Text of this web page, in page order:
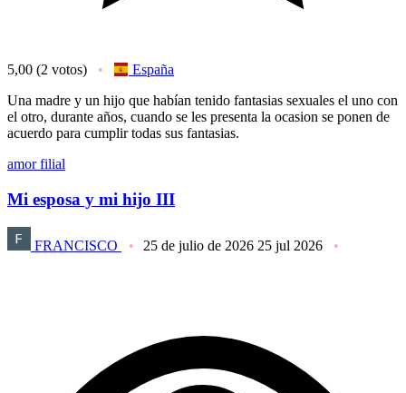
5,00 (2 votos)
España
Una madre y un hijo que habían tenido fantasias sexuales el uno con
el otro, durante años, cuando se les presenta la ocasion se ponen de
acuerdo para cumplir todas sus fantasias.
amor filial
Mi esposa y mi hijo III
FRANCISCO 25 de julio de 2026 25 jul 2026